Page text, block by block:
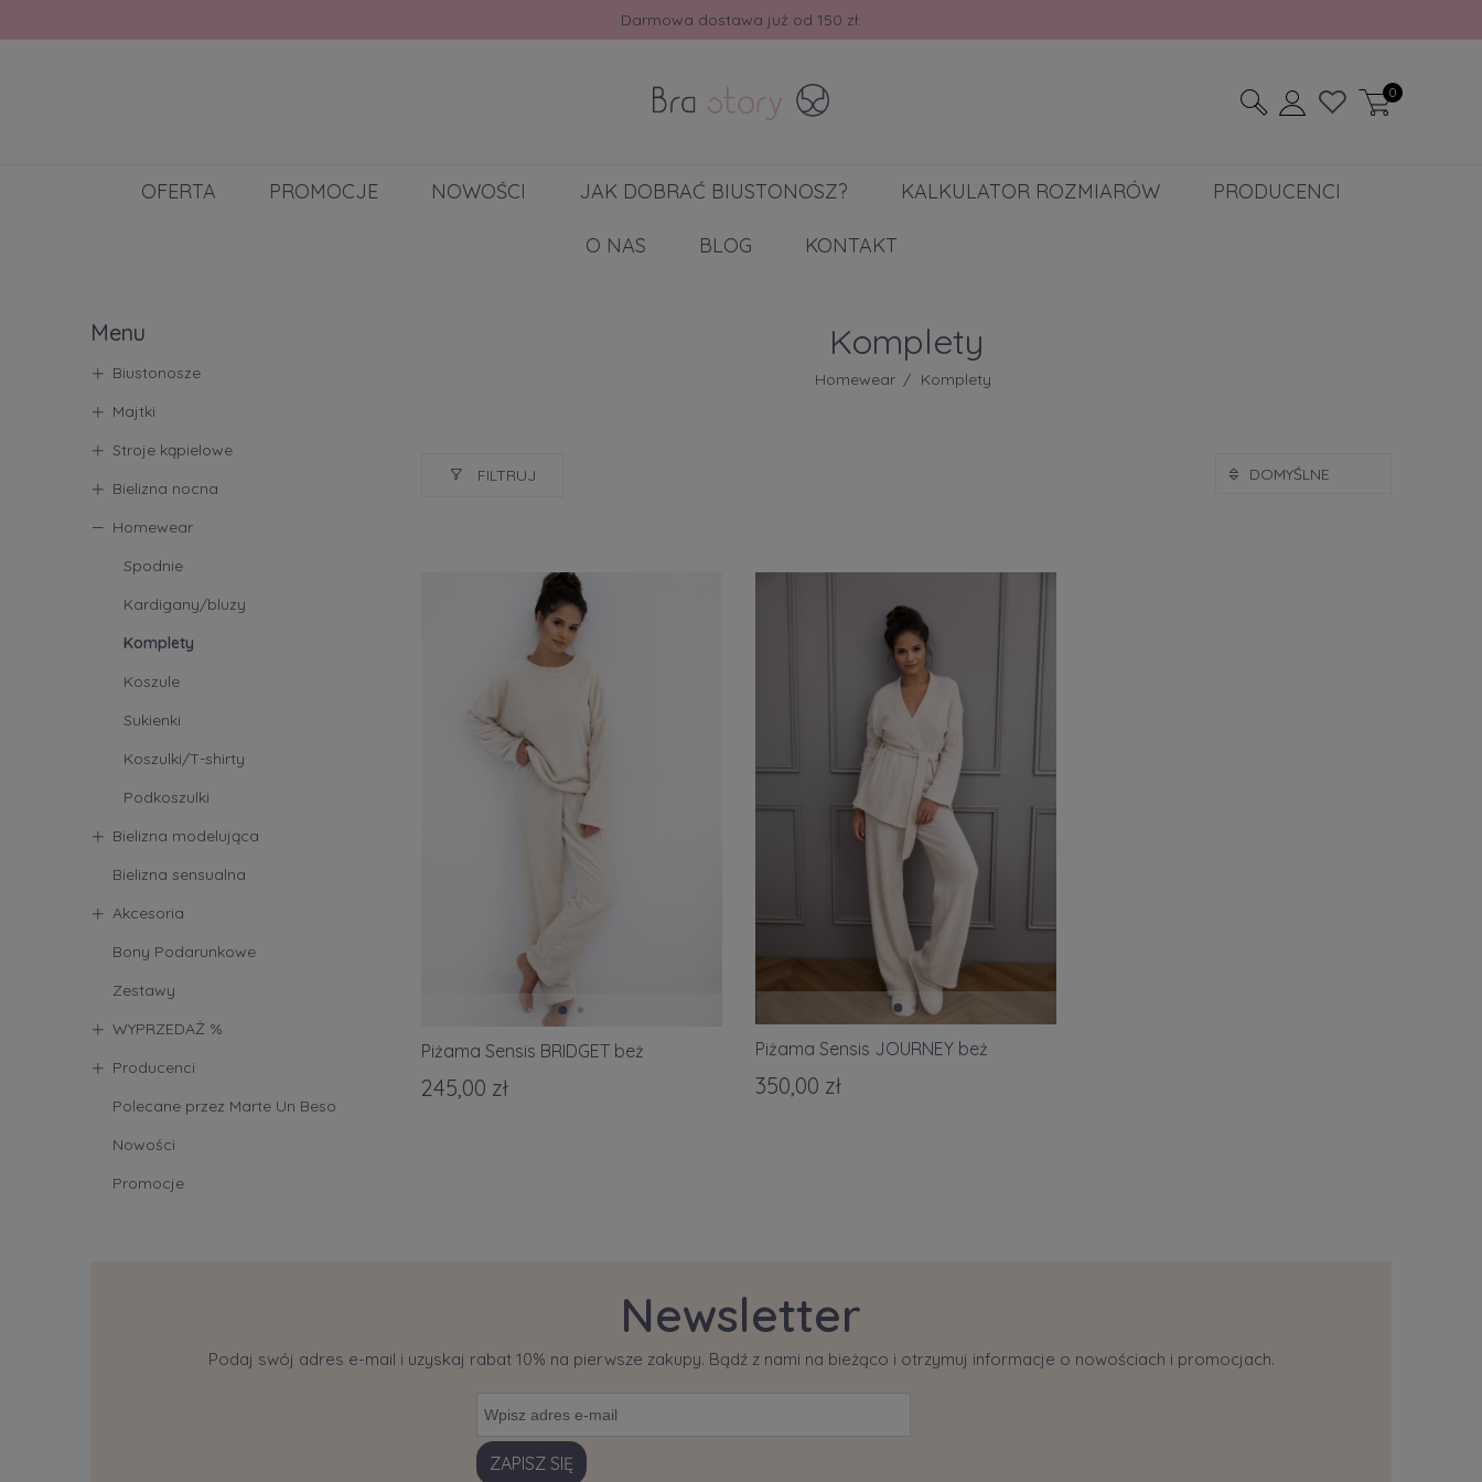
Darmowa dostawa już od 150 zł.
0
OFERTA PROMOCJE NOWOŚCI JAK DOBRAĆ BIUSTONOSZ? KALKULATOR ROZMIARÓW PRODUCENCI
O NAS BLOG KONTAKT
Menu
Biustonosze
Majtki
Stroje kąpielowe
Bielizna nocna
Homewear
Spodnie
Kardigany/bluzy
Komplety
Koszule
Sukienki
Koszulki/T-shirty
Podkoszulki
Bielizna modelująca
Bielizna sensualna
Akcesoria
Bony Podarunkowe
Zestawy
WYPRZEDAŻ %
Producenci
Polecane przez Marte Un Beso
Nowości
Promocje
Komplety
Homewear Komplety
FILTRUJ
beżowy/cielisty
FILTRUJ
Piżama Sensis BRIDGET beż
245,00 zł
Piżama Sensis JOURNEY beż
350,00 zł
Newsletter
Podaj swój adres e-mail i uzyskaj rabat 10% na pierwsze zakupy. Bądź z nami na bieżąco i otrzymuj informacje o nowościach i promocjach.
ZAPISZ SIĘ